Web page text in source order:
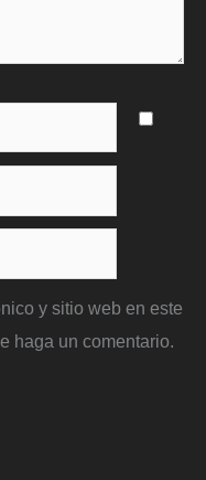
y sitio web en este
haga un comentario.